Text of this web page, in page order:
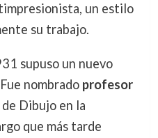
un estilo
su trabajo.
supuso un nuevo
nombrado profesor
Dibujo en la
que más tarde